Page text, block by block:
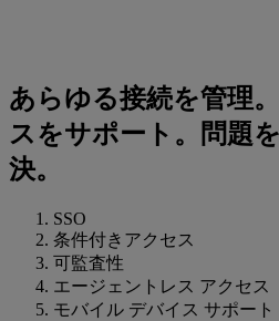
あらゆる接続を管理
スをサポート。問題
決。
SSO
条件付きアクセス
可監査性
エージェントレス アクセス
モバイル デバイス サポート